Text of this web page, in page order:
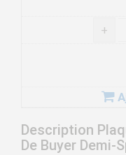
+
Description
De Buyer Demi-